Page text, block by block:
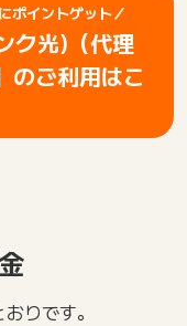
ポイントゲット／
ク光)（代理
ご利用はこ
りです。